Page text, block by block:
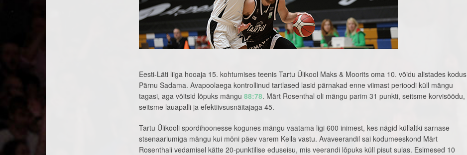
Eesti-Läti liiga hooaja 15. kohtumises teenis Tartu Ülikool Maks & Moorits oma 10. võidu alistades kodus
Pärnu Sadama. Avapoolaega kontrollinud tartlased lasid pärnakad enne viimast perioodi küll mängu
tagasi, aga võitsid lõpuks mängu 88:78. Märt Rosenthal oli mängu parim 31 punkti, seitsme korvisöödu,
seitsme lauapalli ja efektiivsusnäitajaga 45.
Tartu Ülikooli spordihoonesse kogunes mängu vaatama ligi 600 inimest, kes nägid küllaltki sarnase
stsenaariumiga mängu kui mõni päev varem Keila vastu. Avaveerandil sai kodumeeskond Märt
Rosenthali vedamisel kätte 20-punktilise eduseisu, mis veerandi lõpuks küll pisut sulas. Esimesed 10